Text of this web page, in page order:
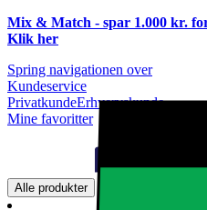
Mix & Match - spar 1.000 kr.
Klik her
Spring navigationen over
Kundeservice
PrivatkundeErhvervskunde
Mine favoritter
Alle produkter